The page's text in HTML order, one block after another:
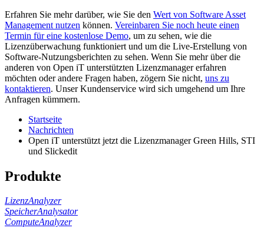
Erfahren Sie mehr darüber, wie Sie den Wert von Software Asset
Management nutzen können. Vereinbaren Sie noch heute einen
Termin für eine kostenlose Demo, um zu sehen, wie die
Lizenzüberwachung funktioniert und um die Live-Erstellung von
Software-Nutzungsberichten zu sehen. Wenn Sie mehr über die
anderen von Open iT unterstützten Lizenzmanager erfahren
möchten oder andere Fragen haben, zögern Sie nicht, uns zu
kontaktieren. Unser Kundenservice wird sich umgehend um Ihre
Anfragen kümmern.
Startseite
Nachrichten
Open iT unterstützt jetzt die Lizenzmanager Green Hills, STI
und Slickedit
Produkte
LizenzAnalyzer
SpeicherAnalysator
ComputeAnalyzer